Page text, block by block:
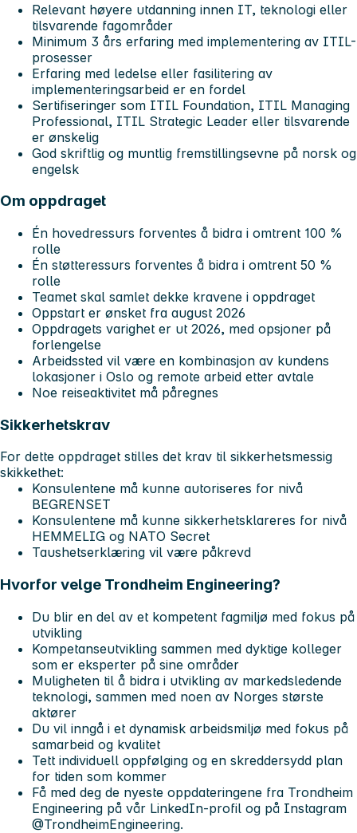
Relevant høyere utdanning innen IT, teknologi eller
tilsvarende fagområder
Minimum 3 års erfaring med implementering av ITIL-
prosesser
Erfaring med ledelse eller fasilitering av
implementeringsarbeid er en fordel
Sertifiseringer som ITIL Foundation, ITIL Managing
Professional, ITIL Strategic Leader eller tilsvarende
er ønskelig
God skriftlig og muntlig fremstillingsevne på norsk og
engelsk
Om oppdraget
Én hovedressurs forventes å bidra i omtrent 100 %
rolle
Én støtteressurs forventes å bidra i omtrent 50 %
rolle
Teamet skal samlet dekke kravene i oppdraget
Oppstart er ønsket fra august 2026
Oppdragets varighet er ut 2026, med opsjoner på
forlengelse
Arbeidssted vil være en kombinasjon av kundens
lokasjoner i Oslo og remote arbeid etter avtale
Noe reiseaktivitet må påregnes
Sikkerhetskrav
For dette oppdraget stilles det krav til sikkerhetsmessig
skikkethet:
Konsulentene må kunne autoriseres for nivå
BEGRENSET
Konsulentene må kunne sikkerhetsklareres for nivå
HEMMELIG og NATO Secret
Taushetserklæring vil være påkrevd
Hvorfor velge Trondheim Engineering?
Du blir en del av et kompetent fagmiljø med fokus på
utvikling
Kompetanseutvikling sammen med dyktige kolleger
som er eksperter på sine områder
Muligheten til å bidra i utvikling av markedsledende
teknologi, sammen med noen av Norges største
aktører
Du vil inngå i et dynamisk arbeidsmiljø med fokus på
samarbeid og kvalitet
Tett individuell oppfølging og en skreddersydd plan
for tiden som kommer
Få med deg de nyeste oppdateringene fra Trondheim
Engineering på vår LinkedIn-profil og på Instagram
@TrondheimEngineering.